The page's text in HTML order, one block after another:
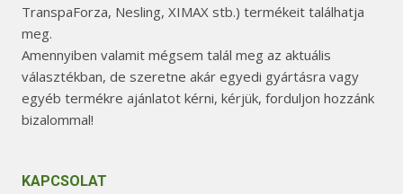
TranspaForza, Nesling, XIMAX stb.) termékeit találhatja
meg.
Amennyiben valamit mégsem talál meg az aktuális
választékban, de szeretne akár egyedi gyártásra vagy
egyéb termékre ajánlatot kérni, kérjük, forduljon hozzánk
bizalommal!
KAPCSOLAT